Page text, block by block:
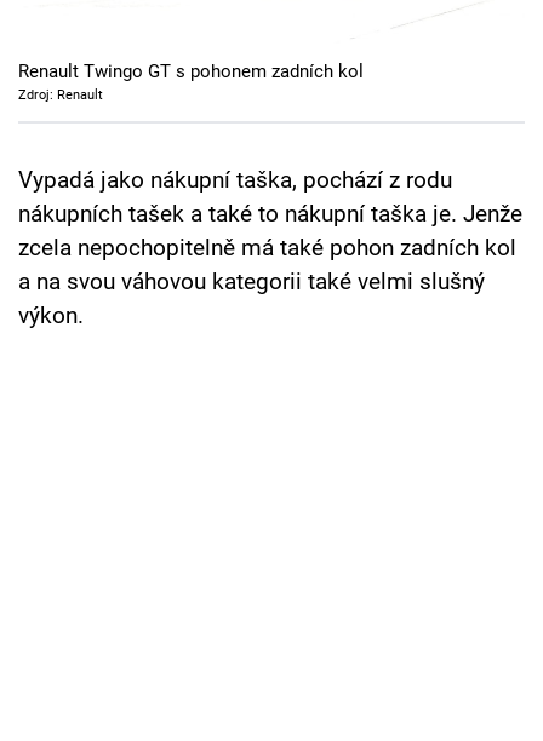
Pořady
Sledujte prima+
Přihlášení
Renault Twingo GT s pohonem zadních kol
Zdroj: Renault
Vypadá jako nákupní taška, pochází z rodu
nákupních tašek a také to nákupní taška je. Jenže
zcela nepochopitelně má také pohon zadních kol
a na svou váhovou kategorii také velmi slušný
výkon.